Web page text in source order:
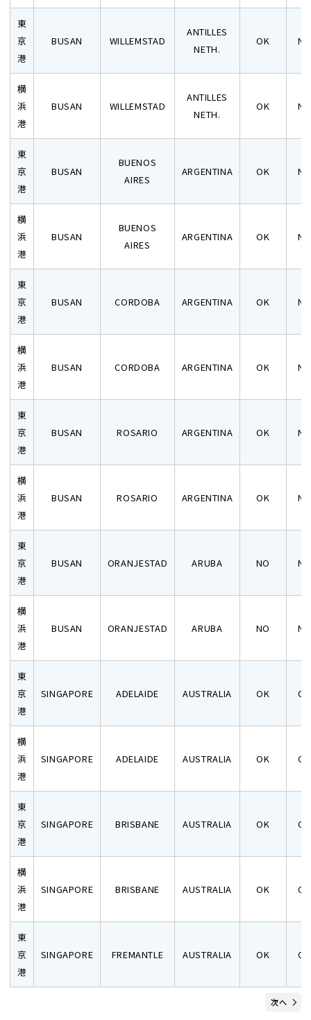
東
京
港
BUSAN WILLEMSTAD
ANTILLES
NETH.
OK
横
浜
港
BUSAN WILLEMSTAD
ANTILLES
NETH.
OK
東
京
港
BUSAN
BUENOS
AIRES
ARGENTINA OK
横
浜
港
BUSAN
BUENOS
AIRES
ARGENTINA OK
東
京
港
BUSAN CORDOBA ARGENTINA OK
横
浜
港
BUSAN CORDOBA ARGENTINA OK
東
京
港
BUSAN ROSARIO ARGENTINA OK
横
浜
港
BUSAN ROSARIO ARGENTINA OK
東
京
港
BUSAN ORANJESTAD ARUBA NO
横
浜
港
BUSAN ORANJESTAD ARUBA NO
東
京
港
SINGAPORE ADELAIDE AUSTRALIA OK OK
横
浜
港
SINGAPORE ADELAIDE AUSTRALIA OK OK
東
京
港
SINGAPORE BRISBANE AUSTRALIA OK OK
横
浜
港
SINGAPORE BRISBANE AUSTRALIA OK OK
東
京
港
SINGAPORE FREMANTLE AUSTRALIA OK OK
次へ